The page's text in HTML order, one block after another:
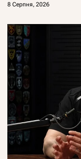
8 Серпня, 2026